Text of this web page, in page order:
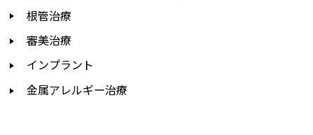
根管治療
審美治療
インプラント
金属アレルギー治療